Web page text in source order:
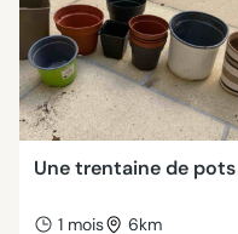
Une trentaine de pots
1 mois 6km